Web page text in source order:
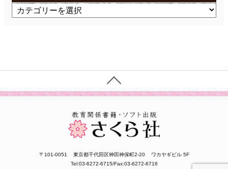
ト
〒101-0051 東京都千代田区神田神保町2-20
ワカヤギビル 5F
Tel:03-6272-6715/Fax:03-6272-6716